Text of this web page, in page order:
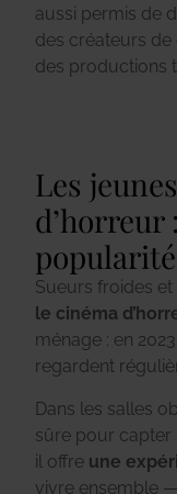
aussi permis de
des créateurs
des productions
Les
d’horreur
popularité
Sueurs froides
le cinéma
ménage : en
regardent
Dans les salles
sûre pour capter
il offre une
vivre ensemble